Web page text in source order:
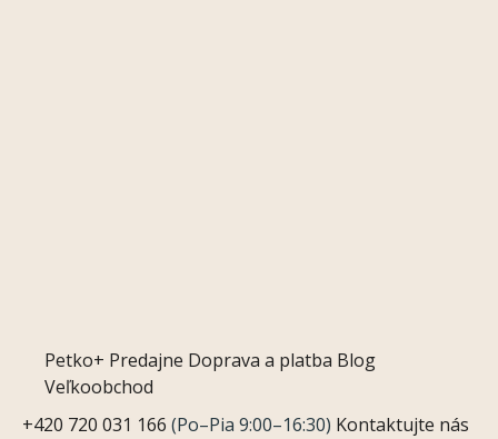
Petko+ Predajne Doprava a platba Blog
Veľkoobchod
+420 720 031 166 (Po–Pia 9:00–16:30) Kontaktujte nás